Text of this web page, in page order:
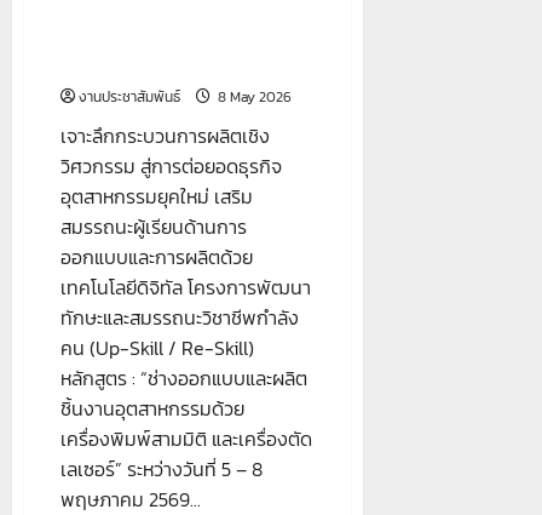
จริง
#ภาค
เช้า
#ระดับ
ปวช.3
งานประชาสัมพันธ์ 8 May 2026
เจาะลึกกระบวนการผลิตเชิง
วิศวกรรม สู่การต่อยอดธุรกิจ
อุตสาหกรรมยุคใหม่ เสริม
สมรรถนะผู้เรียนด้านการ
ออกแบบและการผลิตด้วย
เทคโนโลยีดิจิทัล โครงการพัฒนา
ทักษะและสมรรถนะวิชาชีพกำลัง
คน (Up-Skill / Re-Skill)
หลักสูตร : “ช่างออกแบบและผลิต
ชิ้นงานอุตสาหกรรมด้วย
เครื่องพิมพ์สามมิติ และเครื่องตัด
เลเซอร์” ระหว่างวันที่ 5 – 8
พฤษภาคม 2569...